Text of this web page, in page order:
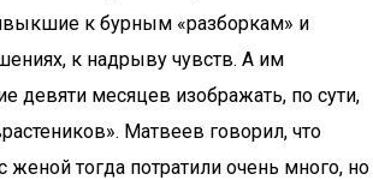
к бурным «разборкам» и
к надрыву чувств. А им
девяти месяцев изображать, по сути,
Матвеев говорил, что
женой тогда потратили очень много, но